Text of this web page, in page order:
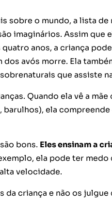
sobre o mundo, a lista
imaginários. Assim que
anos, a criança
avós morre. Ela
que assiste
Quando ela vê a
ela
bons. Eles ensinam a
ela pode ter medo
velocidade.
da criança e não os julgue